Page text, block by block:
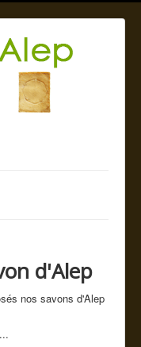
d'Alep
nos savons d'Alep